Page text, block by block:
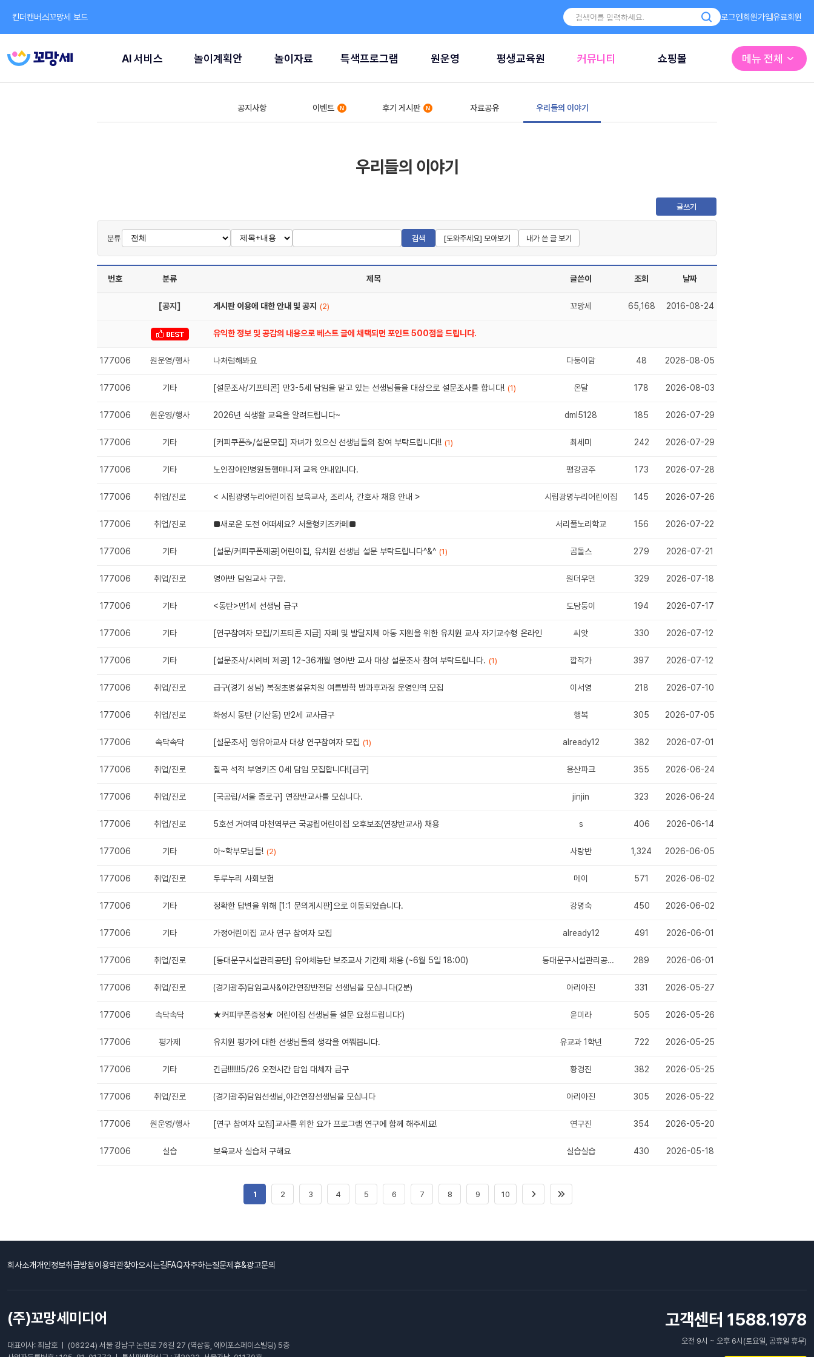
킨더캔버스꼬망세 보드 로그인회원가입유료회원
AI 서비스 놀이계획안 놀이자료 특색프로그램 원운영 평생교육원 커뮤니티 쇼핑몰 메뉴 전체
공지사항 이벤트 후기 게시판 자료공유 우리들의 이야기
우리들의 이야기
글쓰기
분류 검색 [도와주세요] 모아보기 내가 쓴 글 보기
번호 분류 제목 글쓴이 조회 날짜
[공지] 게시판 이용에 대한 안내 및 공지 (2) 꼬망세 65,168 2016-08-24
유익한 정보 및 공감의 내용으로 베스트 글에 채택되면 포인트 500점을 드립니다.
177006 원운영/행사 나처럼해봐요 다둥이맘 48 2026-08-05
177006 기타 [설문조사/기프티콘] 만3-5세 담임을 맡고 있는 선생님들을 대상으로 설문조사를 합니다! (1) 온달 178 2026-08-03
177006 원운영/행사 2026년 식생활 교육을 알려드립니다~ dml5128 185 2026-07-29
177006 기타 [커피쿠폰☕️/설문모집] 자녀가 있으신 선생님들의 참여 부탁드립니다!! (1) 최세미 242 2026-07-29
177006 기타 노인장애인병원동행매니저 교육 안내입니다. 평강공주 173 2026-07-28
177006 취업/진로 < 시립광명누리어린이집 보육교사, 조리사, 간호사 채용 안내 > 시립광명누리어린이집 145 2026-07-26
177006 취업/진로 ■새로운 도전 어떠세요? 서울형키즈카페■ 서리풀노리학교 156 2026-07-22
177006 기타 [설문/커피쿠폰제공]어린이집, 유치원 선생님 설문 부탁드립니다^&^ (1) 곰돌스 279 2026-07-21
177006 취업/진로 영아반 담임교사 구함. 원더우먼 329 2026-07-18
177006 기타 <동탄>만1세 선생님 급구 도담둥이 194 2026-07-17
177006 기타 [연구참여자 모집/기프티콘 지급] 자폐 및 발달지체 아동 지원을 위한 유치원 교사 자기교수형 온라인 중재 프로그램 ♡
씨앗 330 2026-07-12
177006 기타 [설문조사/사례비 제공] 12~36개월 영아반 교사 대상 설문조사 참여 부탁드립니다. (1) 깝작가 397 2026-07-12
177006 취업/진로 급구(경기 성남) 복정초병설유치원 여름방학 방과후과정 운영인역 모집 이서영 218 2026-07-10
177006 취업/진로 화성시 동탄 (기산동) 만2세 교사급구 행복 305 2026-07-05
177006 속닥속닥 [설문조사] 영유아교사 대상 연구참여자 모집 (1) already12 382 2026-07-01
177006 취업/진로 칠곡 석적 부영키즈 0세 담임 모집합니다![급구] 용산파크 355 2026-06-24
177006 취업/진로 [국공립/서울 종로구] 연장반교사를 모십니다. jinjin 323 2026-06-24
177006 취업/진로 5호선 거여역 마천역부근 국공립어린이집 오후보조(연장반교사) 채용 s 406 2026-06-14
177006 기타 아~학부모님들! (2) 사랑반 1,324 2026-06-05
177006 취업/진로 두루누리 사회보험 메이 571 2026-06-02
177006 기타 정확한 답변을 위해 [1:1 문의게시판]으로 이동되었습니다. 강명숙 450 2026-06-02
177006 기타 가정어린이집 교사 연구 참여자 모집 already12 491 2026-06-01
177006 취업/진로 [동대문구시설관리공단] 유아체능단 보조교사 기간제 채용 (~6월 5일 18:00) 동대문구시설관리공단 채용 289 2026-06-01
177006 취업/진로 (경기광주)담임교사&야간연장반전담 선생님을 모십니다(2분) 아리아진 331 2026-05-27
177006 속닥속닥 ★커피쿠폰증정★ 어린이집 선생님들 설문 요청드립니다:) 윤미라 505 2026-05-26
177006 평가제 유치원 평가에 대한 선생님들의 생각을 여쭤봅니다. 유교과 1학년 722 2026-05-25
177006 기타 긴급!!!!!!!5/26 오전시간 담임 대체자 급구 황경진 382 2026-05-25
177006 취업/진로 (경기광주)담임선생님,야간연장선생님을 모십니다 아리아진 305 2026-05-22
177006 원운영/행사 [연구 참여자 모집]교사를 위한 요가 프로그램 연구에 함께 해주세요! 연구진 354 2026-05-20
177006 실습 보육교사 실습처 구해요 실습실습 430 2026-05-18
1 2 3 4 5 6 7 8 9 10
회사소개개인정보취급방침이용약관찾아오시는길FAQ자주하는질문제휴&광고문의
(주)꼬망세미디어
대표이사: 최남호 ㅣ (06224) 서울 강남구 논현로 76길 27 (역삼동, 에이포스페이스빌딩) 5층
고객센터 1588.1978
오전 9시 ~ 오후 6시(토요일, 공휴일 휴무)